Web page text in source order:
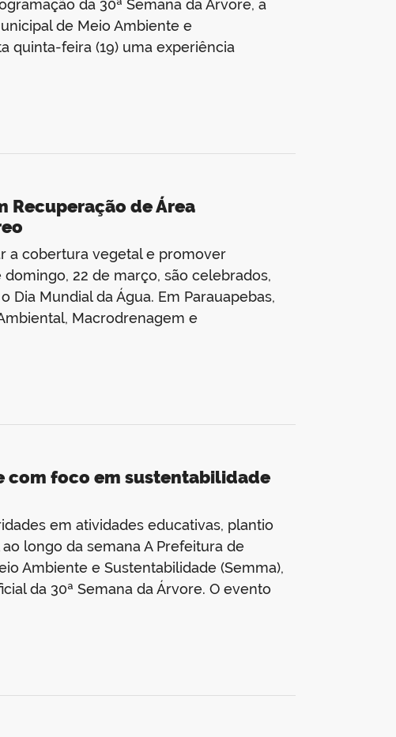
da 30ª Semana da Árvore, a
de Meio Ambiente e
quinta-feira (19) uma experiência
Recuperação de Área
a cobertura vegetal e promover
22 de março, são celebrados,
Mundial da Água. Em Parauapebas,
Macrodrenagem e
com foco em sustentabilidade
em atividades educativas, plantio
longo da semana A Prefeitura de
Ambiente e Sustentabilidade (Semma),
da 30ª Semana da Árvore. O evento